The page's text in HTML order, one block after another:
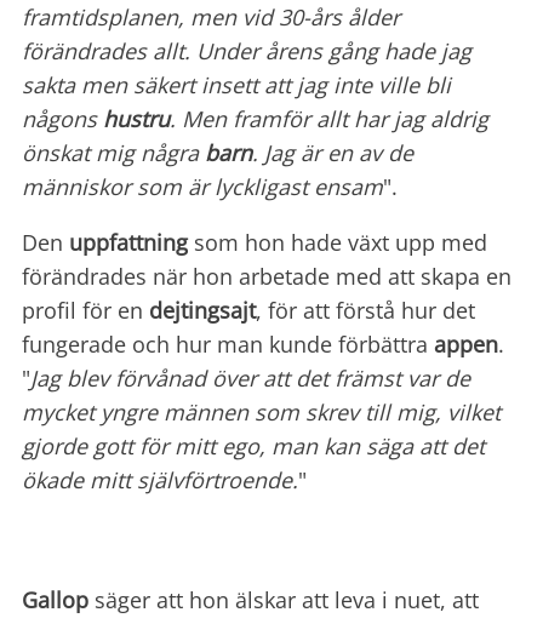
framtidsplanen, men vid 30-års ålder
förändrades allt. Under årens gång hade jag
sakta men säkert insett att jag inte ville bli
någons hustru. Men framför allt har jag aldrig
önskat mig några barn. Jag är en av de
människor som är lyckligast ensam".
Den uppfattningsom hon hade växt upp med
förändrades när hon arbetade med att skapa en
profil för en dejtingsajt, för att förstå hur det
fungerade och hur man kunde förbättra appen.
"Jag blev förvånad över att det främst var de
mycket yngre männen som skrev till mig, vilket
gjorde gott för mitt ego, man kan säga att det
ökade mitt självförtroende."
Gallop säger att hon älskar att leva i nuet, att